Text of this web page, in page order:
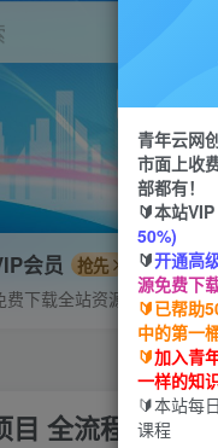
项目 引流
会员 抢先
费下载全站资源
目 全流程（仅揭
青年云网
市面上收
部都有！
🔰本站VIP
50%)
🔰开通高
源免费下
🔰已帮助
中的第一
🔰加入青
一样的知
🔰本站每
课程